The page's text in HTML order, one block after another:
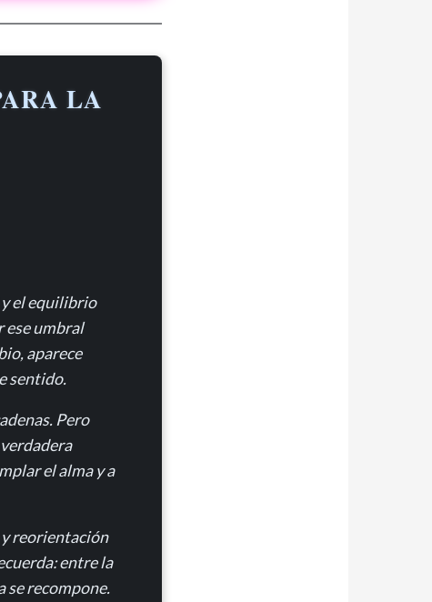
LA
el equilibrio
ese umbral
aparece
sentido.
Pero
el alma y a
reorientación
entre la
se recompone.